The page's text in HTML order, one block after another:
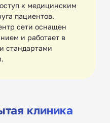
к медицинским
пациентов.
сети оснащен
и работает в
стандартами
клиника